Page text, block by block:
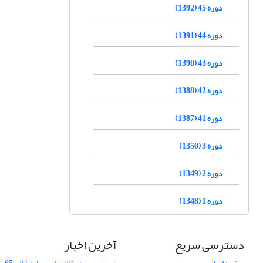
دوره 45 (1392)
دوره 44 (1391)
دوره 43 (1390)
دوره 42 (1388)
دوره 41 (1387)
دوره 3 (1350)
دوره 2 (1349)
دوره 1 (1348)
دسترسی سریع آخرین اخبار